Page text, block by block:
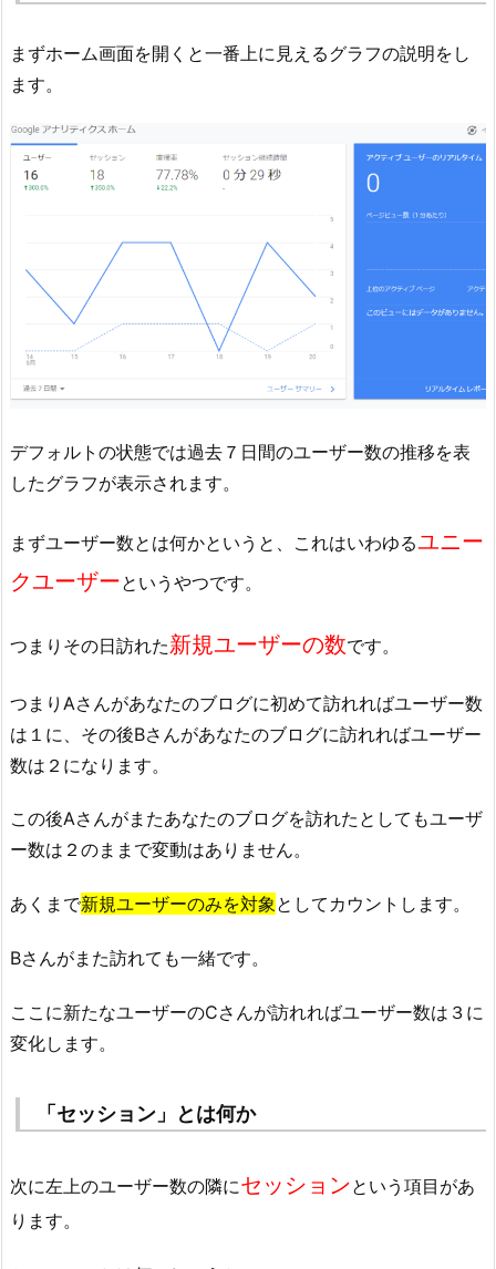
まずホーム画面を開くと一番上に見えるグラフの説明をし
ます。
デフォルトの状態では過去７日間のユーザー数の推移を表
したグラフが表示されます。
まずユーザー数とは何かというと、これはいわゆるユニー
クユーザーというやつです。
つまりその日訪れた新規ユーザーの数です。
つまりAさんがあなたのブログに初めて訪れればユーザー数
は１に、その後Bさんがあなたのブログに訪れればユーザー
数は２になります。
この後Aさんがまたあなたのブログを訪れたとしてもユーザ
ー数は２のままで変動はありません。
あくまで新規ユーザーのみを対象としてカウントします。
Bさんがまた訪れても一緒です。
ここに新たなユーザーのCさんが訪れればユーザー数は３に
変化します。
「セッション」とは何か
次に左上のユーザー数の隣にセッションという項目があ
ります。